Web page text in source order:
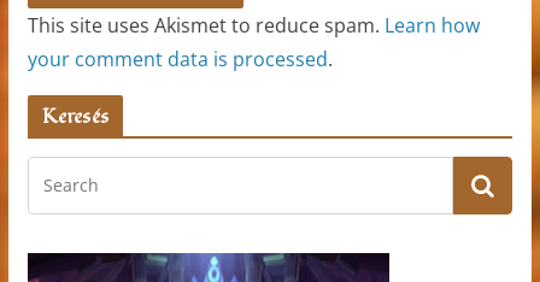
This site uses Akismet to reduce spam. Learn how
your comment data is processed.
Keresés